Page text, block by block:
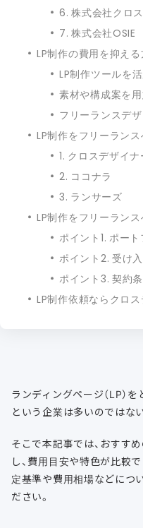
6. 株式会社クロ
7. 株式会社OSIE
LP制作の費用を抑える
LP制作ツールを
素材や構成案を
フリーランスデ
LP制作をフリーラン
1. クロスデザイナ
2. ココナラ
3. ランサーズ
LP制作をフリーラン
ポイント1. ポー
ポイント2. 受け
ポイント3. 契約
LP制作依頼ならクロ
ランディングページ（LP）
という企業は多いのではな
そこで本記事では、おすす
し、費用目安や特色が比較
定基準や費用相場などにつ
ださい。